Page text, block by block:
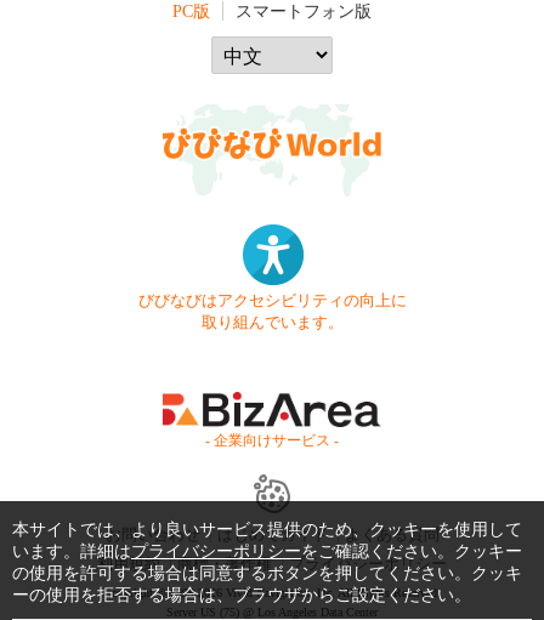
PC版 スマートフォン版
びびなびはアクセシビリティの向上に
取り組んでいます。
- 企業向けサービス -
お問い合わせ はじめてガイド
よくある質問
利用規約
商標・著作権 プライバシーポリシー
Copyright © 1999-2026 Vivid Navigation, Inc. All Rights Reserved.
Server US (75) @ Los Angeles Data Center
本サイトでは、より良いサービス提供のため、クッキーを使用して
います。詳細はプライバシーポリシーをご確認ください。クッキー
の使用を許可する場合は同意するボタンを押してください。クッキ
ーの使用を拒否する場合は、ブラウザからご設定ください。